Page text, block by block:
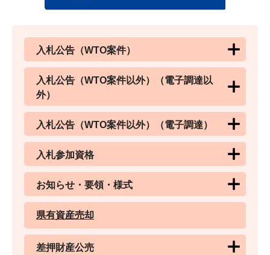
入札公告（WTO案件）
入札公告（WTO案件以外）（電子調達以
外）
入札公告（WTO案件以外）（電子調達）
入札参加資格
お知らせ・要領・様式
県有資産売却
差押財産公売